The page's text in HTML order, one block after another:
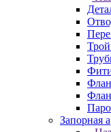
Запорная